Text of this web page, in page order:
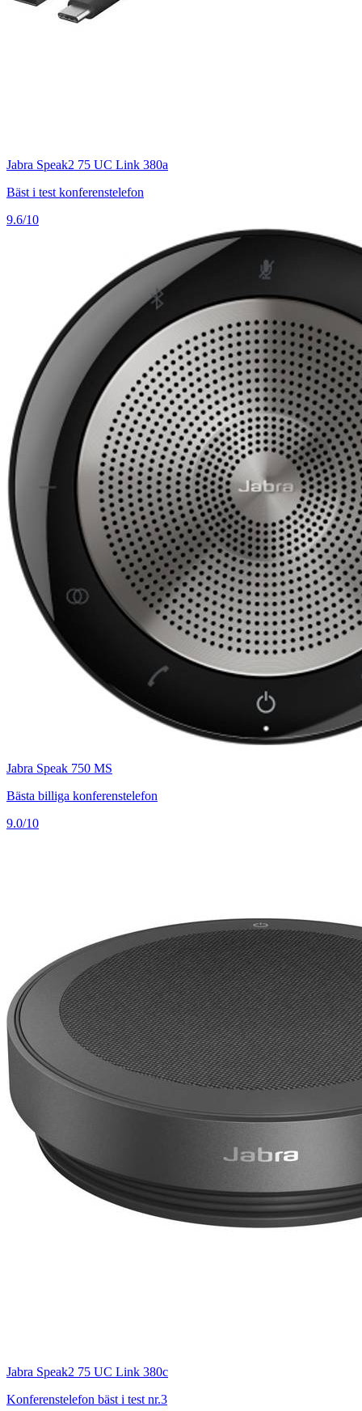
Jabra Speak2 75 UC Link 380a
Bäst i test konferenstelefon
9.6/10
Jabra Speak 750 MS
Bästa billiga konferenstelefon
9.0/10
Jabra Speak2 75 UC Link 380c
Konferenstelefon bäst i test nr.3